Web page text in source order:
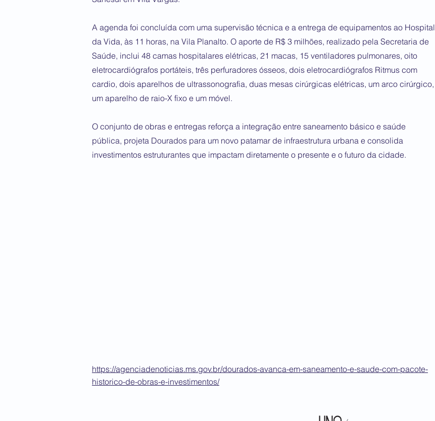
A agenda foi concluída com uma supervisão técnica e a entrega de equipamentos ao Hospital
da Vida, às 11 horas, na Vila Planalto. O aporte de R$ 3 milhões, realizado pela Secretaria de
Saúde, inclui 48 camas hospitalares elétricas, 21 macas, 15 ventiladores pulmonares, oito
eletrocardiógrafos portáteis, três perfuradores ósseos, dois eletrocardiógrafos Ritmus com
cardio, dois aparelhos de ultrassonografia, duas mesas cirúrgicas elétricas, um arco cirúrgico,
um aparelho de raio-X fixo e um móvel.
O conjunto de obras e entregas reforça a integração entre saneamento básico e saúde
pública, projeta Dourados para um novo patamar de infraestrutura urbana e consolida
investimentos estruturantes que impactam diretamente o presente e o futuro da cidade.
https://agenciadenoticias.ms.gov.br/dourados-avanca-em-saneamento-e-saude-com-pacote-
historico-de-obras-e-investimentos/